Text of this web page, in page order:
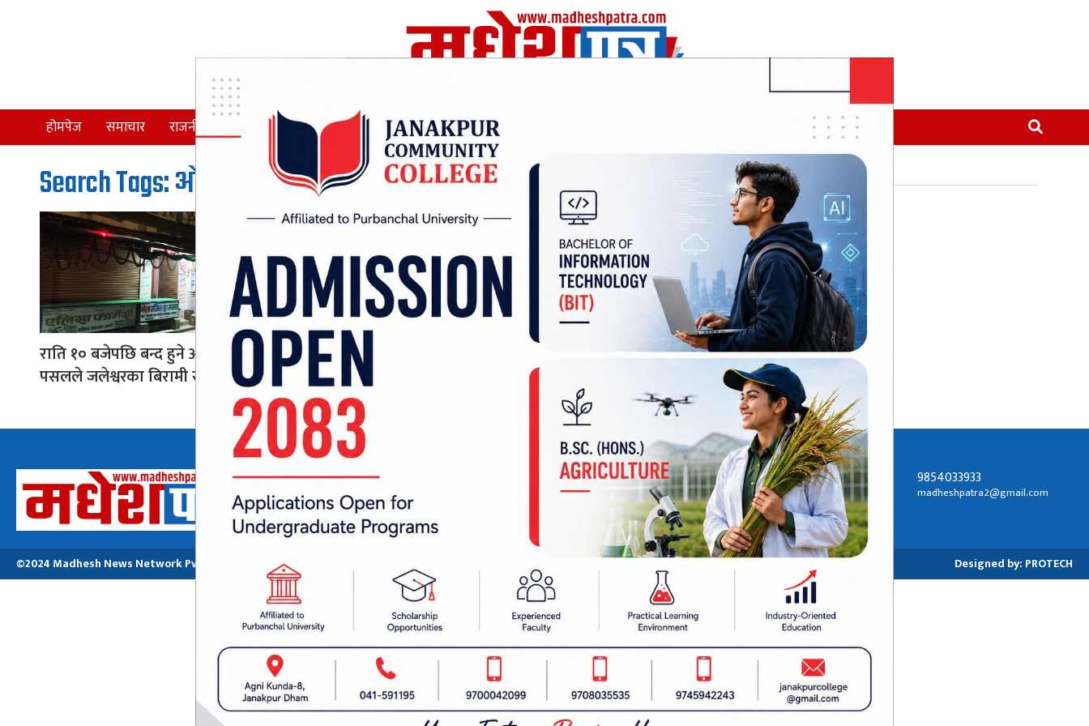
होमपेज समाचार राजनीति समाज देश विचार अर्थ/वाणिज शिक्षा थप
Search Tags: औषधि पसल बन्द
राति १० बजेपछि बन्द हुने औषधि
पसलले जलेश्वरका बिरामी समस्यामा
अध्यक्ष तथा प्रबन्ध निर्देशक:
मनोजकुमार मोरबैता
हाम्रो टीम : सम्पर्क ठेगाना:
जनकपुरधाम-२, धनुषा
9854033933
madheshpatra2@gmail.com
©2024 Madhesh News Network Pvt. ltd | All Rights Reserved. Designed by: PROTECH